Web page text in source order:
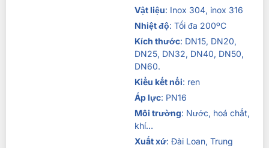
Vật liệu: Inox 304, inox 316
Nhiệt độ: Tối đa 200ºC
Kích thước: DN15, DN20,
DN25, DN32, DN40, DN50,
DN60.
Kiểu kết nối: ren
Áp lực: PN16
Môi trường: Nước, hoá chất,
khí…
Xuất xứ: Đài Loan, Trung